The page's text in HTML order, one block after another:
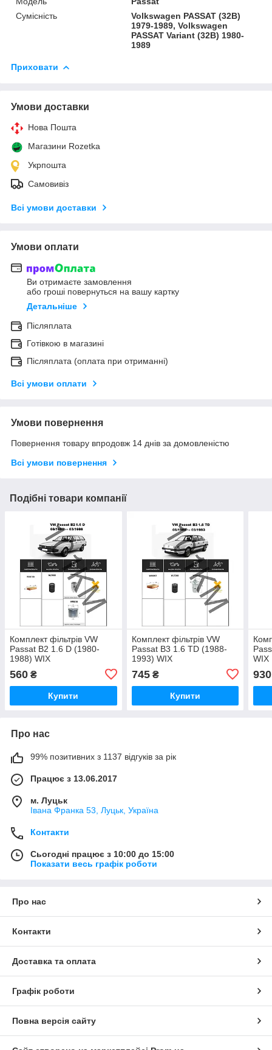
Сумісність
Volkswagen PASSAT (32B)
1979-1989, Volkswagen
PASSAT Variant (32B) 1980-
1989
Приховати
Умови доставки
Нова Пошта
Магазини Rozetka
Укрпошта
Самовивіз
Всі умови доставки
Умови оплати
Ви отримаєте замовлення
або гроші повернуться на вашу картку
Детальніше
Післяплата
Готівкою в магазині
Післяплата (оплата при отриманні)
Всі умови оплати
Умови повернення
Повернення товару впродовж 14 днів за домовленістю
Всі умови повернення
Подібні товари компанії
Комплект фільтрів VW
Passat B2 1.6 D (1980-
1988) WIX
560 ₴
Купити
Комплект фільтрів VW
Passat B3 1.6 TD (1988-
1993) WIX
745₴
Купити
WIX
930
Про нас
99% позитивних з 1137 відгуків за рік
Працює з 13.06.2017
м. Луцьк
Івана Франка 53, Луцьк, Україна
Контакти
Сьогодні працює з 10:00 до 15:00
Показати весь графік роботи
Про нас
Контакти
Доставка та оплата
Графік роботи
Повна версія сайту